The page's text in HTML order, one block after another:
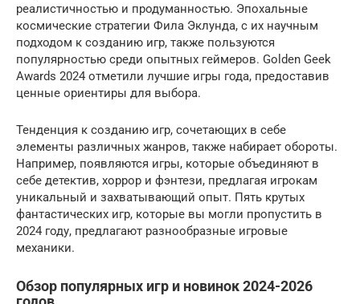
реалистичностью и продуманностью. Эпохальные
космические стратегии Фила Эклунда, с их научным
подходом к созданию игр, также пользуются
популярностью среди опытных геймеров. Golden Geek
Awards 2024 отметили лучшие игры года, предоставив
ценные ориентиры для выбора.
Тенденция к созданию игр, сочетающих в себе
элементы различных жанров, также набирает обороты.
Например, появляются игры, которые объединяют в
себе детектив, хоррор и фэнтези, предлагая игрокам
уникальный и захватывающий опыт. Пять крутых
фантастических игр, которые вы могли пропустить в
2024 году, предлагают разнообразные игровые
механики.
Обзор популярных игр и новинок 2024-2026